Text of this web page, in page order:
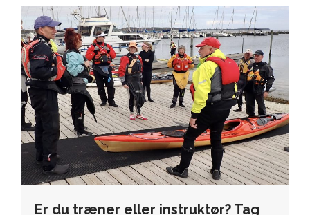
Er du træner eller instruktør? Tag